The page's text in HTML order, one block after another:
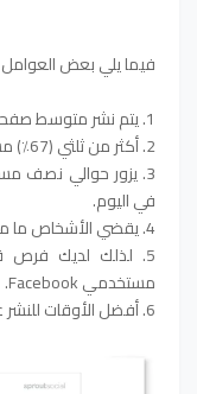
فيما يلي بعض العوامل
1. يتم نشر متوسط صفحة Facebook 1.68 مرة في اليوم.
2. أكثر من ثلثي (67٪) مستخدمي Facebook يسجلون الدخول يوميًا.
في اليوم.
4. يقضي الأشخاص ما معدله 33 دقيقة يوميًا على Facebook.
5. لذلك لديك فرص
مستخدمي Facebook.
6. أفضل الأوقات للنشر على Facebook: